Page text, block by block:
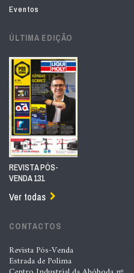
Eventos
ÚLTIMA EDIÇÃO
REVISTA PÓS-
VENDA 131
Ver todas
CONTACTOS
Revista Pós-Venda
Estrada de Polima